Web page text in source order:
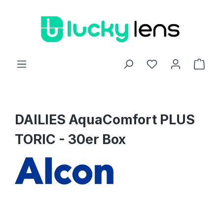
DAILIES AquaComfort PLUS
TORIC - 30er Box